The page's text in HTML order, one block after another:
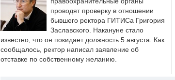
проводят проверку в отношении
бывшего ректора ГИТИСа Григория
Заславского. Накануне стало
известно, что он покидает должность 5 августа. Как
сообщалось, ректор написал заявление об
отставке по собственному желанию.